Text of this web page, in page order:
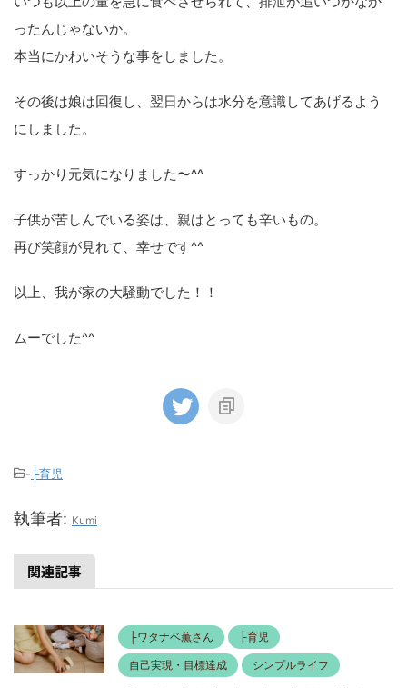
ったんじゃないか。
本当にかわいそうな事をしました。
その後は娘は回復し、翌日からは水分を意識してあげるよう
にしました。
すっかり元気になりました〜^^
子供が苦しんでいる姿は、親はとっても辛いもの。
再び笑顔が見れて、幸せです^^
以上、我が家の大騒動でした！！
ムーでした^^
- ├育児
執筆者: Kumi
関連記事
├ワタナベ薫さん ├育児
自己実現・目標達成 シンプルライフ